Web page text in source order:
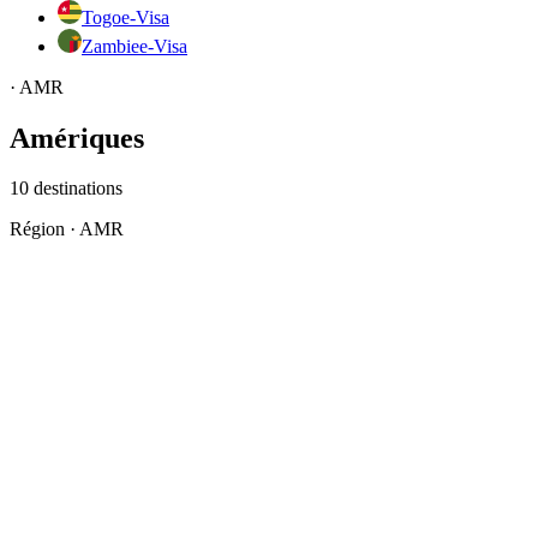
Togoe-Visa
Zambiee-Visa
· AMR
Amériques
10 destinations
Région · AMR